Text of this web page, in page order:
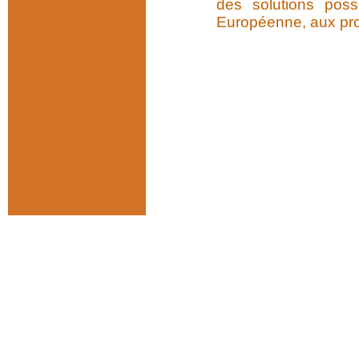
des solutions
Européenne, aux